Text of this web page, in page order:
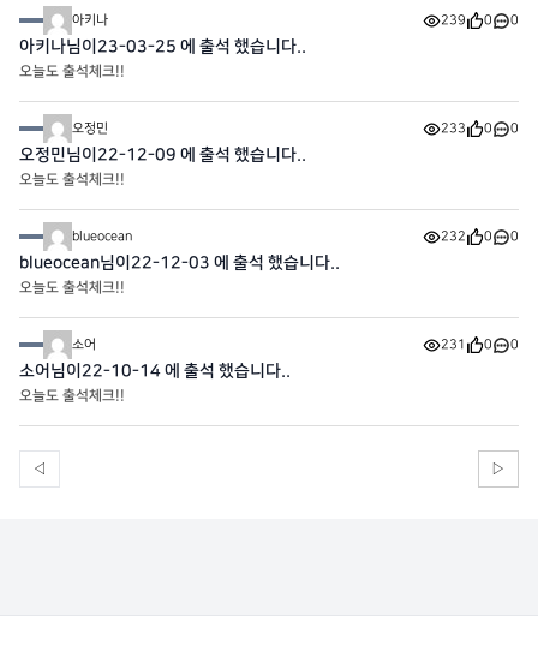
아키나 239 0 0
아키나님이23-03-25 에 출석 했습니다..
오늘도 출석체크!!
오정민 233 0 0
오정민님이22-12-09 에 출석 했습니다..
오늘도 출석체크!!
blueocean 232 0 0
blueocean님이22-12-03 에 출석 했습니다..
오늘도 출석체크!!
소어 231 0 0
소어님이22-10-14 에 출석 했습니다..
오늘도 출석체크!!
◁ ▷